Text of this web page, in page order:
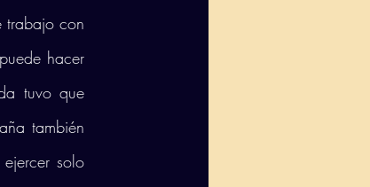
trabajo con
hacer
tuvo que
también
solo